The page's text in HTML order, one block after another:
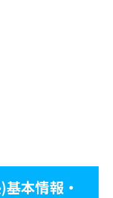
本情報・